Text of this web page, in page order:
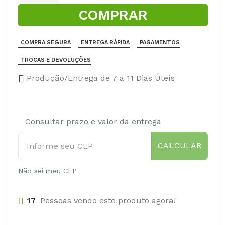
COMPRAR
COMPRA SEGURA ENTREGA RÁPIDA PAGAMENTOS
TROCAS E DEVOLUÇÕES
Produção/Entrega de 7 a 11 Dias Úteis
Consultar prazo e valor da entrega
CALCULAR
Não sei meu CEP
17 Pessoas vendo este produto agora!